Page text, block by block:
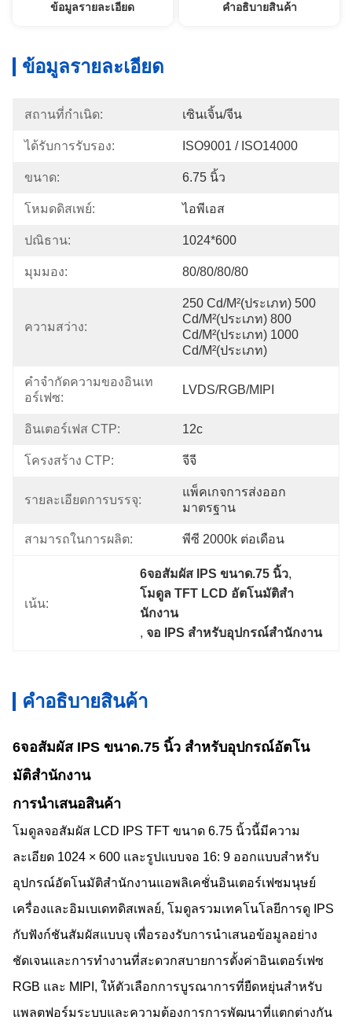
ข้อมูลรายละเอียด คําอธิบายสินค้า
ข้อมูลรายละเอียด
สถานที่กำเนิด: เซินเจิ้น/จีน
ได้รับการรับรอง: ISO9001 / ISO14000
ขนาด: 6.75 นิ้ว
โหมดดิสเพย์: ไอพีเอส
ปณิธาน: 1024*600
มุมมอง: 80/80/80/80
ความสว่าง:
250 Cd/m²(ประเภท) 500
Cd/m²(ประเภท) 800
Cd/m²(ประเภท) 1000
Cd/m²(ประเภท)
คำจำกัดความของอินเท
อร์เฟซ:
LVDS/RGB/MIPI
อินเตอร์เฟส CTP: 12c
โครงสร้าง CTP: จีจี
รายละเอียดการบรรจุ:
แพ็คเกจการส่งออก
มาตรฐาน
สามารถในการผลิต: พีซี 2000k ต่อเดือน
เน้น:
6จอสัมผัส IPS ขนาด.75 นิ้ว,
โมดูล TFT LCD อัตโนมัติสํา
นักงาน
, จอ IPS สําหรับอุปกรณ์สํานักงาน
คําอธิบายสินค้า
6จอสัมผัส IPS ขนาด.75 นิ้ว สําหรับอุปกรณ์อัตโน
มัติสํานักงาน
การนําเสนอสินค้า
โมดูลจอสัมผัส LCD IPS TFT ขนาด 6.75 นิ้วนี้มีความ
ละเอียด 1024 × 600 และรูปแบบจอ 16: 9 ออกแบบสําหรับ
อุปกรณ์อัตโนมัติสํานักงานแอพลิเคชั่นอินเตอร์เฟซมนุษย์
เครื่องและอิมเบเดทดิสเพลย์, โมดูลรวมเทคโนโลยีการดู IPS
กับฟังก์ชันสัมผัสแบบจุ เพื่อรองรับการนําเสนอข้อมูลอย่าง
ชัดเจนและการทํางานที่สะดวกสบายการตั้งค่าอินเตอร์เฟซ
RGB และ MIPI, ให้ตัวเลือกการบูรณาการที่ยืดหยุ่นสําหรับ
แพลตฟอร์มระบบและความต้องการการพัฒนาที่แตกต่างกัน